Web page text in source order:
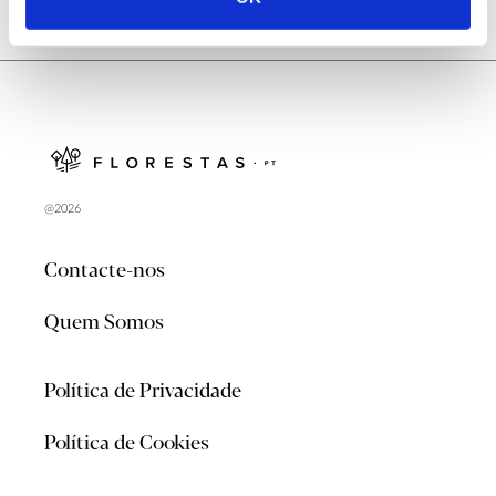
@2026
Contacte-nos
Quem Somos
Política de Privacidade
Política de Cookies